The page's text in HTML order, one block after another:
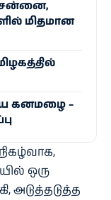
மிதமான
கனமழை –
ஒரு
அடுத்தடுத்த